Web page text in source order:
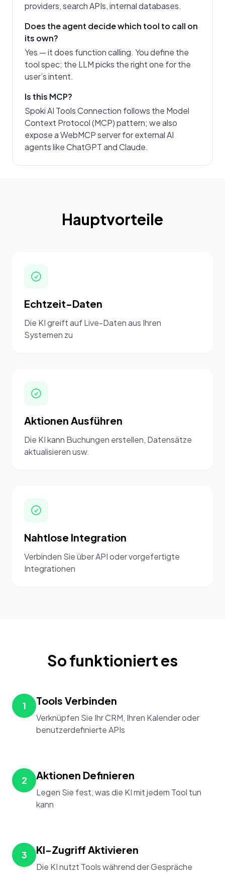
providers, search APIs, internal databases.
Does the agent decide which tool to call on
its own?
Yes — it does function calling. You define the
tool spec; the LLM picks the right one for the
user’s intent.
Is this MCP?
Spoki AI Tools Connection follows the Model
Context Protocol (MCP) pattern; we also
expose a WebMCP server for external AI
agents like ChatGPT and Claude.
Hauptvorteile
Echtzeit-Daten
Die KI greift auf Live-Daten aus Ihren
Systemen zu
Aktionen Ausführen
Die KI kann Buchungen erstellen, Datensätze
aktualisieren usw.
Nahtlose Integration
Verbinden Sie über API oder vorgefertigte
Integrationen
So funktioniert es
1 Tools Verbinden
Verknüpfen Sie Ihr CRM, Ihren Kalender oder
benutzerdefinierte APIs
2 Aktionen Definieren
Legen Sie fest, was die KI mit jedem Tool tun
kann
3 KI-Zugriff Aktivieren
Die KI nutzt Tools während der Gespräche